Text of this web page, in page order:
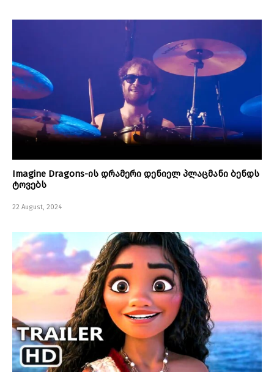
Imagine Dragons-ის დრამერი დენიელ პლაცმანი ბენდს
ტოვებს
22 August, 2024